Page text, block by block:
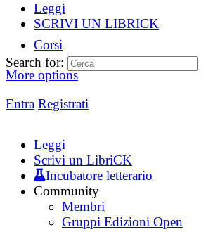
Leggi
SCRIVI UN LIBRICK
Corsi
More options
Entra Registrati
Search for:
Leggi
Scrivi un LibriCK
Incubatore letterario
Community
Membri
Gruppi Edizioni Open